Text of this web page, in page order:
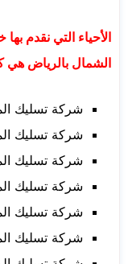
الأحياء التي نقدم
الشمال بالرياض هي
شركة تسليك
شركة تسليك
شركة تسليك
شركة تسليك
شركة تسليك
شركة تسليك